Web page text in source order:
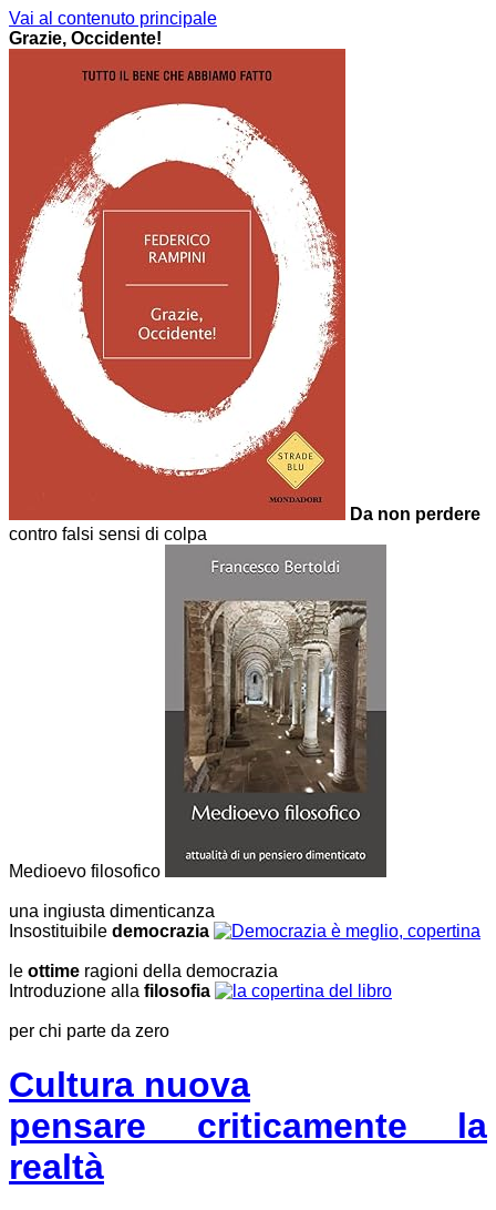
Vai al contenuto principale
Grazie, Occidente!
Da non perdere
contro falsi sensi di colpa
Medioevo filosofico
una ingiusta dimenticanza
Insostituibile democrazia
le ottime ragioni della democrazia
Introduzione alla filosofia
per chi parte da zero
Cultura nuova
pensare criticamente la
realtà